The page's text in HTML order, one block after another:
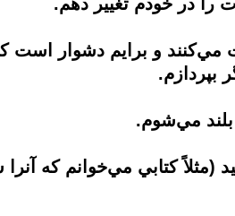
كتابي مي‌خوانم كه